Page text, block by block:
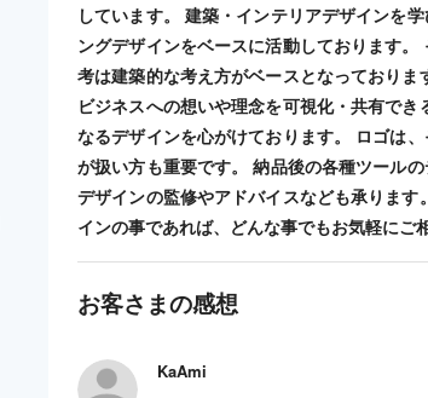
しています。 建築・インテリアデザインを
ングデザインをベースに活動しております。
考は建築的な考え方がベースとなっておりま
ビジネスへの想いや理念を可視化・共有で
なるデザインを心がけております。 ロゴは
が扱い方も重要です。 納品後の各種ツール
デザインの監修やアドバイスなども承ります
インの事であれば、どんな事でもお気軽にご
お客さまの感想
KaAmi